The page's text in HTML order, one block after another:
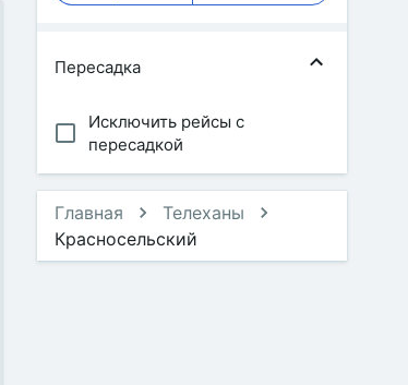
Пересадка
Исключить рейсы с
пересадкой
Главная
Телеханы
Красносельский